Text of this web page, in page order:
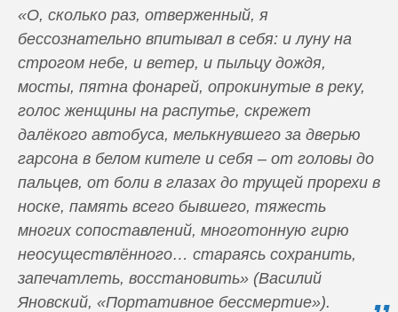
«О, сколько раз, отверженный, я
бессознательно впитывал в себя: и луну на
строгом небе, и ветер, и пыльцу дождя,
мосты, пятна фонарей, опрокинутые в реку,
голос женщины на распутье, скрежет
далёкого автобуса, мелькнувшего за дверью
гарсона в белом кителе и себя – от головы до
пальцев, от боли в глазах до трущей прорехи в
носке, память всего бывшего, тяжесть
многих сопоставлений, многотонную гирю
неосуществлённого… стараясь сохранить,
запечатлеть, восстановить» (Василий
Яновский, «Портативное бессмертие»).